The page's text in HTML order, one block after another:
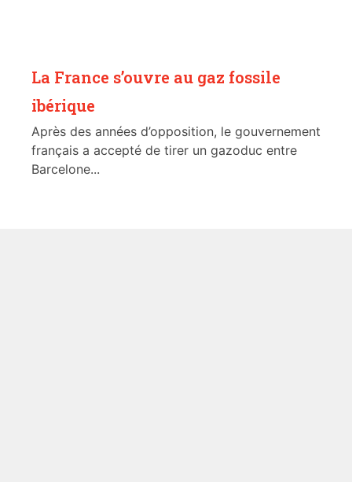
La France s’ouvre au gaz fossile
ibérique
Après des années d’opposition, le gouvernement
français a accepté de tirer un gazoduc entre
Barcelone...